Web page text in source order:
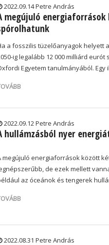
2022.09.14 Petre András
megújuló
a fosszilis tüzelőanyagok helyett
ig legalább 12 000 milliárd
Egyetem tanulmányából. Egy
2022.09.12 Petre András
hullámzásból nyer
megújuló energiaforrások között
de ezek mellett
az óceánok és tengerek
2022.08.31 Petre András